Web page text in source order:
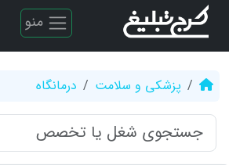
منو
پزشکی و سلامت درمانگاه